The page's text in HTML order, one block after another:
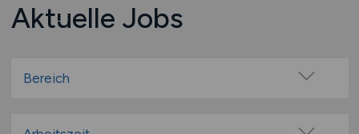
Aktuelle Jobs
Bereich